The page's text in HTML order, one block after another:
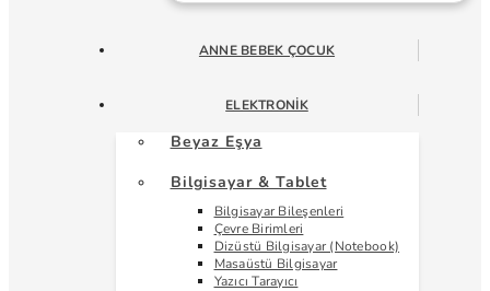
ANNE BEBEK ÇOCUK
ELEKTRONIK
Beyaz Eşya
Bilgisayar & Tablet
Bilgisayar Bileşenleri
Çevre Birimleri
Dizüstü Bilgisayar (Notebook)
Masaüstü Bilgisayar
Yazıcı Tarayıcı